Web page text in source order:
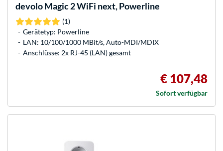
devoloMagic 2 WiFi next, Powerline
(1)
Gerätetyp: Powerline
LAN: 10/100/1000 MBit/s, Auto-MDI/MDIX
Anschlüsse: 2x RJ-45 (LAN) gesamt
€ 107,48
Sofort verfügbar